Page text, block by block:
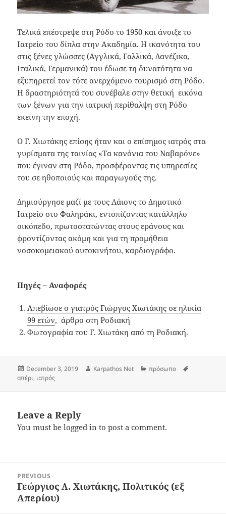
Τελικά επέστρεψε στη Ρόδο το 1950 και άνοιξε το
Ιατρείο του δίπλα στην Ακαδημία. Η ικανότητα του
στις ξένες γλώσσες (Αγγλικά, Γαλλικά, Δανέζικα,
Ιταλικά, Γερμανικά) του έδωσε τη δυνατότητα να
εξυπηρετεί τον τότε ανερχόμενο τουρισμό στη Ρόδο.
Η δραστηριότητά του συνέβαλε στην θετική εικόνα
των ξένων για την ιατρική περίθαλψη στη Ρόδο
εκείνη την εποχή.
Ο Γ. Χιωτάκης επίσης ήταν και ο επίσημος ιατρός στα
γυρίσματα της ταινίας «Τα κανόνια του Ναβαρόνε»
που έγιναν στη Ρόδο, προσφέροντας τις υπηρεσίες
του σε ηθοποιούς και παραγωγούς της.
Δημιούργησε μαζί με τους Λάιονς το Δημοτικό
Ιατρείο στο Φαληράκι, εντοπίζοντας κατάλληλο
οικόπεδο, πρωτοστατώντας στους εράνους και
φροντίζοντας ακόμη και για τη προμήθεια
νοσοκομειακού αυτοκινήτου, καρδιογράφο.
Πηγές – Αναφορές
Απεβίωσε ο γιατρός Γιώργος Χιωτάκης σε ηλικία
99 ετών, άρθρο στη Ροδιακή
Φωτογραφία του Γ. Χιωτάκη από τη Ροδιακή.
Posted
on
December 3, 2019 Author
Karpathos Net Categories
πρόσωπο
απέρι, ιατρός
Leave a Reply
You must belogged in to post a comment.
navigation
PREVIOUS
Previous
post:
Γεώργιος Λ. Χιωτάκης, Πολιτικός (εξ
Απερίου)